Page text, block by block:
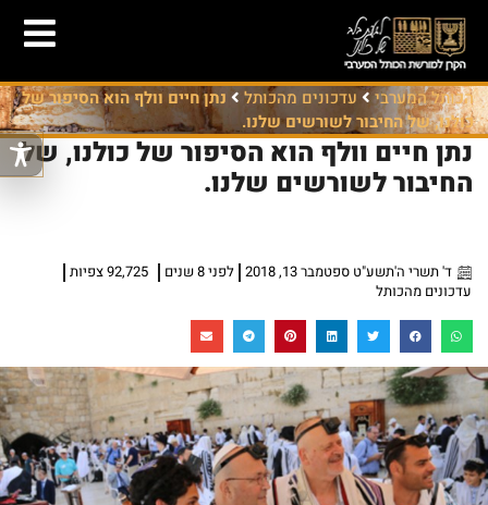
הכותל המערבי עדכונים מהכותל
נתן חיים וולף הוא הסיפור של
כולנו, של החיבור לשורשים שלנו.
נתן חיים וולף הוא הסיפור של כולנו, של
החיבור לשורשים שלנו.
ד' תשרי ה'תשע"ט ספטמבר 13, 2018 לפני 8 שנים
92,725 צפיות
עדכונים מהכותל